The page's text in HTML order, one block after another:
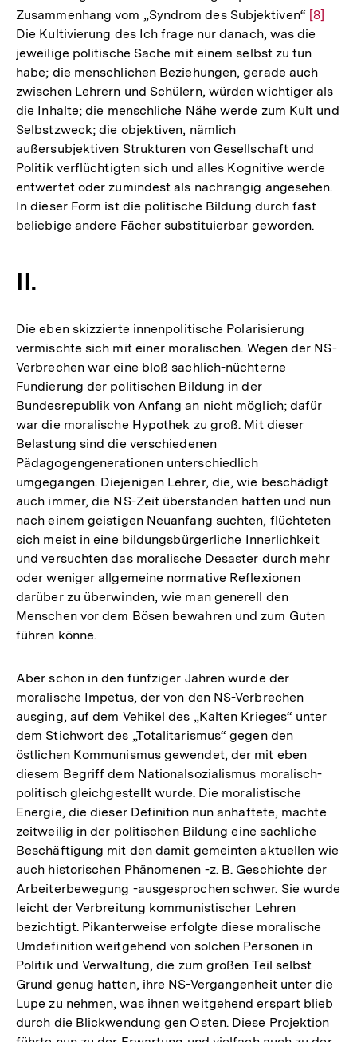
Zusammenhang vom „Syndrom des Subjektiven“ Zur
der
[8]
Die Kultivierung des Ich frage nur danach, was die
jeweilige politische Sache mit einem selbst zu tun
habe; die menschlichen Beziehungen, gerade auch
zwischen Lehrern und Schülern, würden wichtiger als
die Inhalte; die menschliche Nähe werde zum Kult und
Selbstzweck; die objektiven, nämlich
außersubjektiven Strukturen von Gesellschaft und
Politik verflüchtigten sich und alles Kognitive werde
entwertet oder zumindest als nachrangig angesehen.
In dieser Form ist die politische Bildung durch fast
beliebige andere Fächer substituierbar geworden.
II.
Die eben skizzierte innenpolitische Polarisierung
vermischte sich mit einer moralischen. Wegen der NS-
Verbrechen war eine bloß sachlich-nüchterne
Fundierung der politischen Bildung in der
Bundesrepublik von Anfang an nicht möglich; dafür
war die moralische Hypothek zu groß. Mit dieser
Belastung sind die verschiedenen
Pädagogengenerationen unterschiedlich
umgegangen. Diejenigen Lehrer, die, wie beschädigt
auch immer, die NS-Zeit überstanden hatten und nun
nach einem geistigen Neuanfang suchten, flüchteten
sich meist in eine bildungsbürgerliche Innerlichkeit
und versuchten das moralische Desaster durch mehr
oder weniger allgemeine normative Reflexionen
darüber zu überwinden, wie man generell den
Menschen vor dem Bösen bewahren und zum Guten
führen könne.
Aber schon in den fünfziger Jahren wurde der
moralische Impetus, der von den NS-Verbrechen
ausging, auf dem Vehikel des „Kalten Krieges“ unter
dem Stichwort des „Totalitarismus“ gegen den
östlichen Kommunismus gewendet, der mit eben
diesem Begriff dem Nationalsozialismus moralisch-
politisch gleichgestellt wurde. Die moralistische
Energie, die dieser Definition nun anhaftete, machte
zeitweilig in der politischen Bildung eine sachliche
Beschäftigung mit den damit gemeinten aktuellen wie
auch historischen Phänomenen -z. B. Geschichte der
Arbeiterbewegung -ausgesprochen schwer. Sie wurde
leicht der Verbreitung kommunistischer Lehren
bezichtigt. Pikanterweise erfolgte diese moralische
Umdefinition weitgehend von solchen Personen in
Politik und Verwaltung, die zum großen Teil selbst
Grund genug hatten, ihre NS-Vergangenheit unter die
Lupe zu nehmen, was ihnen weitgehend erspart blieb
durch die Blickwendung gen Osten. Diese Projektion